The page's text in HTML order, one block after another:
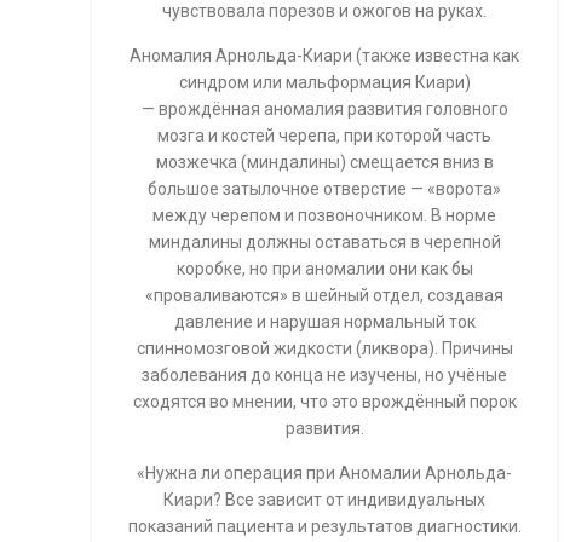
чувствовала порезов и ожогов на руках.
Аномалия Арнольда-Киари (также известна как
синдром или мальформация Киари)
— врождённая аномалия развития головного
мозга и костей черепа, при которой часть
мозжечка (миндалины) смещается вниз в
большое затылочное отверстие — «ворота»
между черепом и позвоночником. В норме
миндалины должны оставаться в черепной
коробке, но при аномалии они как бы
«проваливаются» в шейный отдел, создавая
давление и нарушая нормальный ток
спинномозговой жидкости (ликвора). Причины
заболевания до конца не изучены, но учёные
сходятся во мнении, что это врождённый порок
развития.
«Нужна ли операция при Аномалии Арнольда-
Киари? Все зависит от индивидуальных
показаний пациента и результатов диагностики.